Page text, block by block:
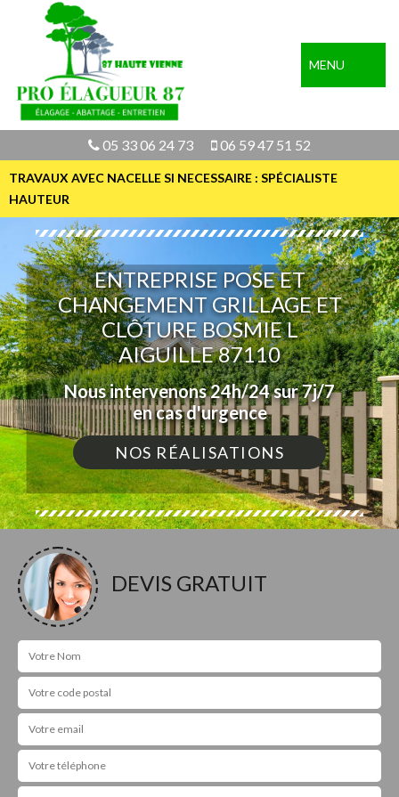
MENU
05 33 06 24 73 06 59 47 51 52
TRAVAUX AVEC NACELLE SI NECESSAIRE : SPÉCIALISTE
HAUTEUR
ENTREPRISE POSE ET
CHANGEMENT GRILLAGE ET
CLÔTURE BOSMIE L
AIGUILLE 87110
Nous intervenons 24h/24 sur 7j/7
en cas d'urgence
NOS RÉALISATIONS
DEVIS GRATUIT